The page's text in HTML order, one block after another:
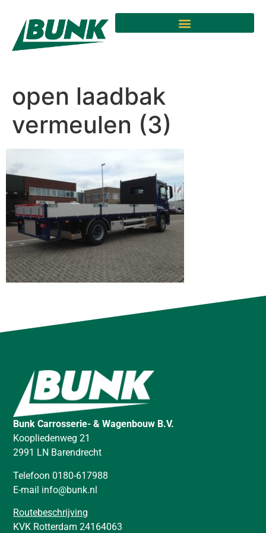
open laadbak
vermeulen (3)
Bunk Carrosserie- & Wagenbouw B.V.
Koopliedenweg 21
2991 LN Barendrecht
Telefoon 0180-617988
E-mail info@bunk.nl
Routebeschrijving
KVK Rotterdam 24164063